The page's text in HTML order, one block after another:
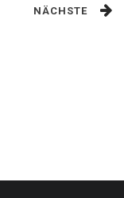
NÄCHSTE